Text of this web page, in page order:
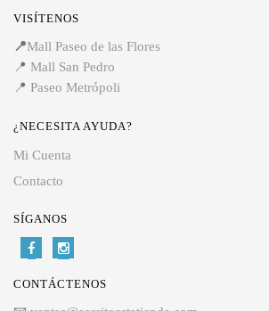
VISÍTENOS
📍Mall Paseo de las Flores
📍 Mall San Pedro
📍 Paseo Metrópoli
¿NECESITA AYUDA?
Mi Cuenta
Contacto
SÍGANOS
CONTÁCTENOS